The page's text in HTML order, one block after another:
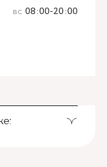
вс 08:00-20:00